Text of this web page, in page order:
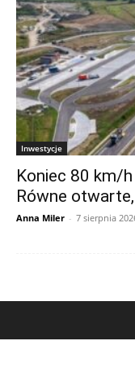
Inwestycje
Koniec 80 km/
Równe
Anna Miler - 7 sierpnia